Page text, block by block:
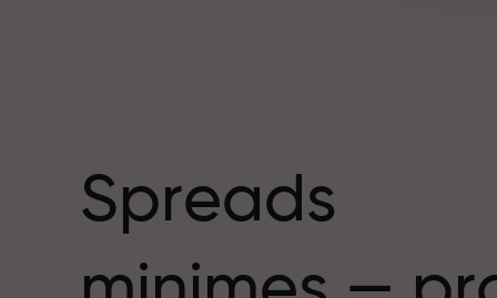
trading partagent les mêmes valeurs.
Aleš Loprais apporte l’esprit de
Spreads